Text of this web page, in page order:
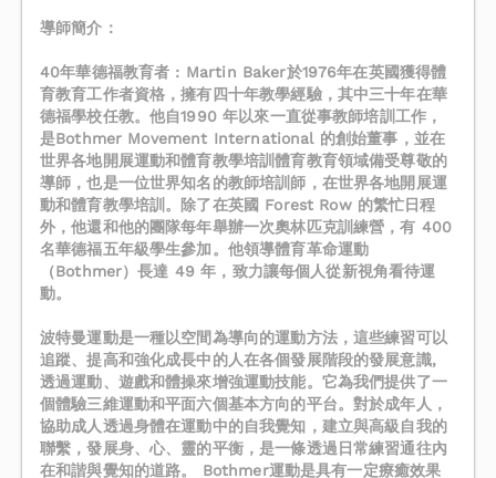
導師簡介：
40年華德福教育者 : Martin Baker於1976年在英國獲得體
育教育工作者資格，擁有四十年教學經驗，其中三十年在華
德福學校任教。他自1990 年以來一直從事教師培訓工作，
是Bothmer Movement International 的創始董事，並在
世界各地開展運動和體育教學培訓體育教育領域備受尊敬的
導師，也是一位世界知名的教師培訓師，在世界各地開展運
動和體育教學培訓。除了在英國 Forest Row 的繁忙日程
外，他還和他的團隊每年舉辦一次奧林匹克訓練營，有 400
名華德福五年級學生參加。他領導體育革命運動
（Bothmer）長達 49 年，致力讓每個人從新視角看待運
動。
波特曼運動是一種以空間為導向的運動方法，這些練習可以
追蹤、提高和強化成長中的人在各個發展階段的發展意識,
透過運動、遊戲和體操來增強運動技能。它為我們提供了一
個體驗三維運動和平面六個基本方向的平台。對於成年人，
協助成人透過身體在運動中的自我覺知，建立與高級自我的
聯繫，發展身、心、靈的平衡，是一條透過日常練習通往內
在和諧與覺知的道路。 Bothmer運動是具有一定療癒效果